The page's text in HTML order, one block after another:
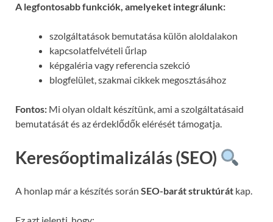
A legfontosabb funkciók, amelyeket integrálunk:
szolgáltatások bemutatása külön aloldalakon
kapcsolatfelvételi űrlap
képgaléria vagy referencia szekció
blogfelület, szakmai cikkek megosztásához
Fontos: Mi olyan oldalt készítünk, ami a szolgáltatásaid
bemutatását és az érdeklődők elérését támogatja.
Keresőoptimalizálás (SEO)
A honlap már a készítés során SEO-barát struktúrát kap.